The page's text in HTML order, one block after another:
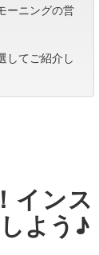
ーニングの営
してご紹介し
インス
よう♪